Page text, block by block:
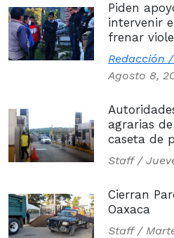
Piden
intervenir
frenar
Redacción
Agosto 8,
agrarias
caseta de
Staff /
Cierran
Oaxaca
Staff /